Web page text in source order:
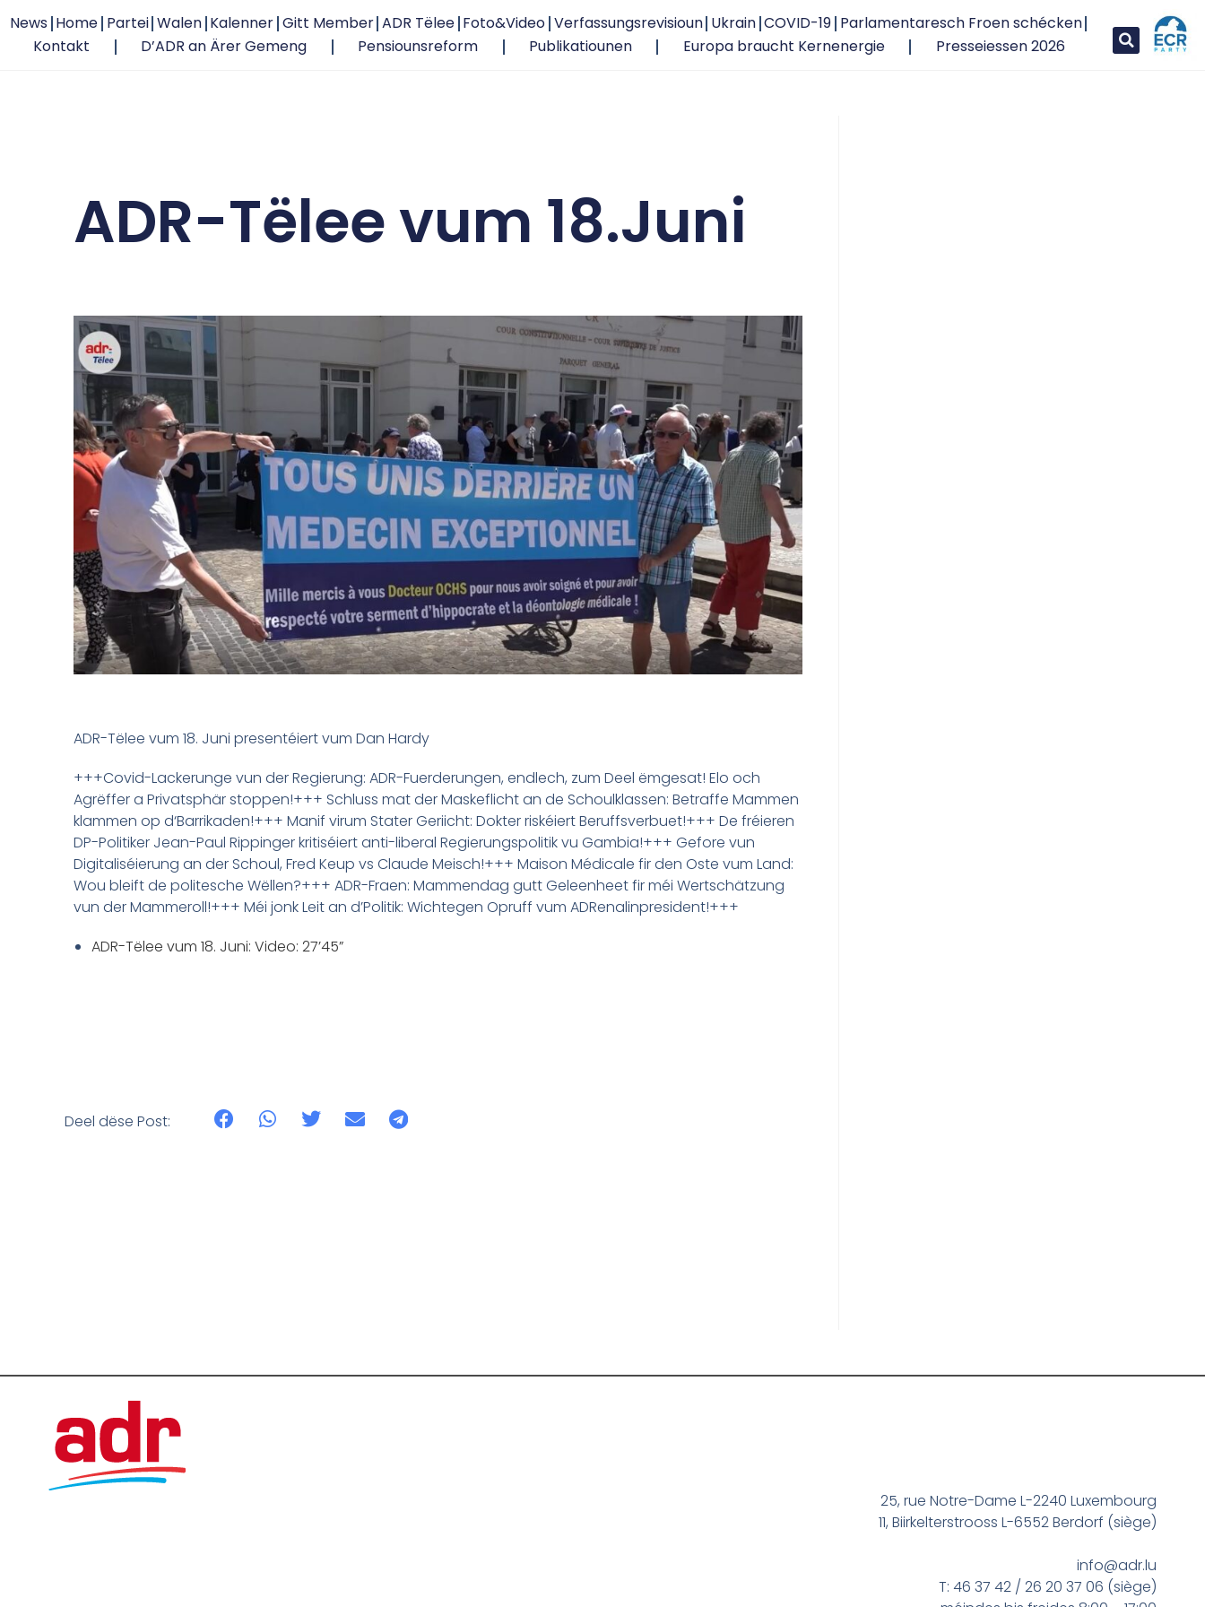
News Home Partei Walen Kalenner Gitt Member ADR Tëlee Foto&Video Verfassungsrevisioun Ukrain COVID-19 Parlamentaresch Froen schécken
Kontakt
D’ADR an Ärer Gemeng Pensiounsreform Publikatiounen Europa braucht Kernenergie Presseiessen 2026
ADR-Tëlee vum 18.Juni
ADR-Tëlee vum 18. Juni presentéiert vum Dan Hardy
+++Covid-Lackerunge vun der Regierung: ADR-Fuerderungen, endlech, zum Deel ëmgesat! Elo och
Agrëffer a Privatsphär stoppen!+++ Schluss mat der Maskeflicht an de Schoulklassen: Betraffe Mammen
klammen op d‘Barrikaden!+++ Manif virum Stater Geriicht: Dokter riskéiert Beruffsverbuet!+++ De fréieren
DP-Politiker Jean-Paul Rippinger kritiséiert anti-liberal Regierungspolitik vu Gambia!+++ Gefore vun
Digitaliséierung an der Schoul, Fred Keup vs Claude Meisch!+++ Maison Médicale fir den Oste vum Land:
Wou bleift de politesche Wëllen?+++ ADR-Fraen: Mammendag gutt Geleenheet fir méi Wertschätzung
vun der Mammeroll!+++ Méi jonk Leit an d’Politik: Wichtegen Opruff vum ADRenalinpresident!+++
ADR-Tëlee vum 18. Juni: Video: 27’45”
Deel dëse Post:
25, rue Notre-Dame L-2240 Luxembourg
11, Biirkelterstrooss L-6552 Berdorf (siège)
info@adr.lu
T: 46 37 42 / 26 20 37 06 (siège)